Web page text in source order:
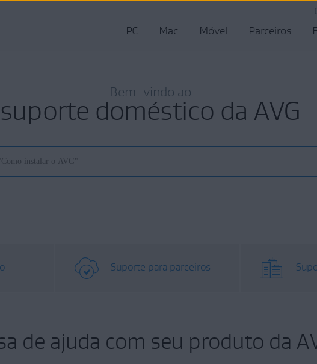
PC Mac Móvel Parceiros
Bem-vindo ao
suporte doméstico da AVG
Suporte para parceiros
de ajuda com seu produto da